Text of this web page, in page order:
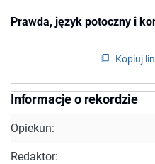
Prawda, język potoczny i
Kopiuj
Informacje o rekordzie
Opiekun:
Redaktor: